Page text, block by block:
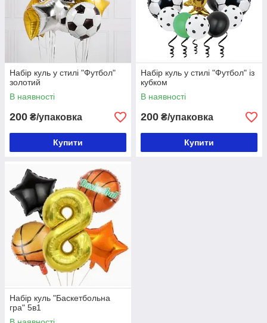
Набір куль у стилі "Футбол"
золотий
В наявності
200 ₴/упаковка
Купити
Набір куль у стилі "Футбол" із
кубком
В наявності
200 ₴/упаковка
Купити
Набір куль "Баскетбольна
гра" 5в1